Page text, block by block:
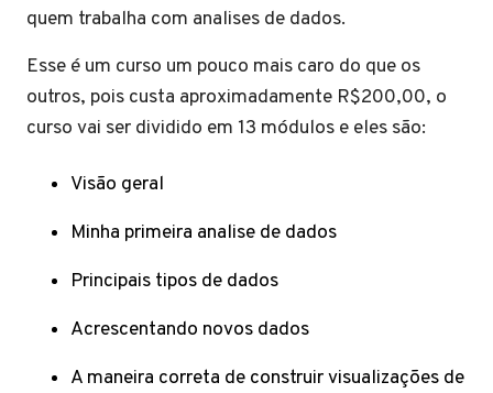
quem trabalha com analises de dados.
Esse é um curso um pouco mais caro do que os
outros, pois custa aproximadamente R$200,00, o
curso vai ser dividido em 13 módulos e eles são:
Visão geral
Minha primeira analise de dados
Principais tipos de dados
Acrescentando novos dados
A maneira correta de construir visualizações de